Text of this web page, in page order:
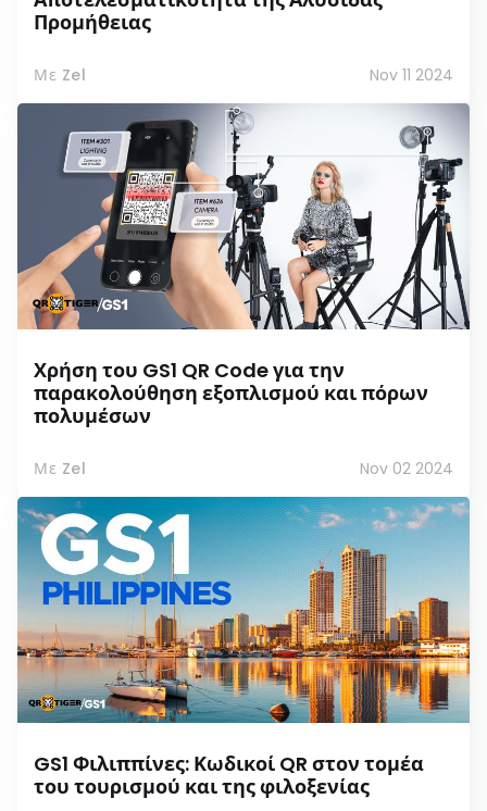
Προμήθειας
Με Zel Nov 11 2024
Χρήση του GS1 QR Code για την
παρακολούθηση εξοπλισμού και πόρων
πολυμέσων
Με Zel Nov 02 2024
GS1 Φιλιππίνες: Κωδικοί QR στον τομέα
του τουρισμού και της φιλοξενίας